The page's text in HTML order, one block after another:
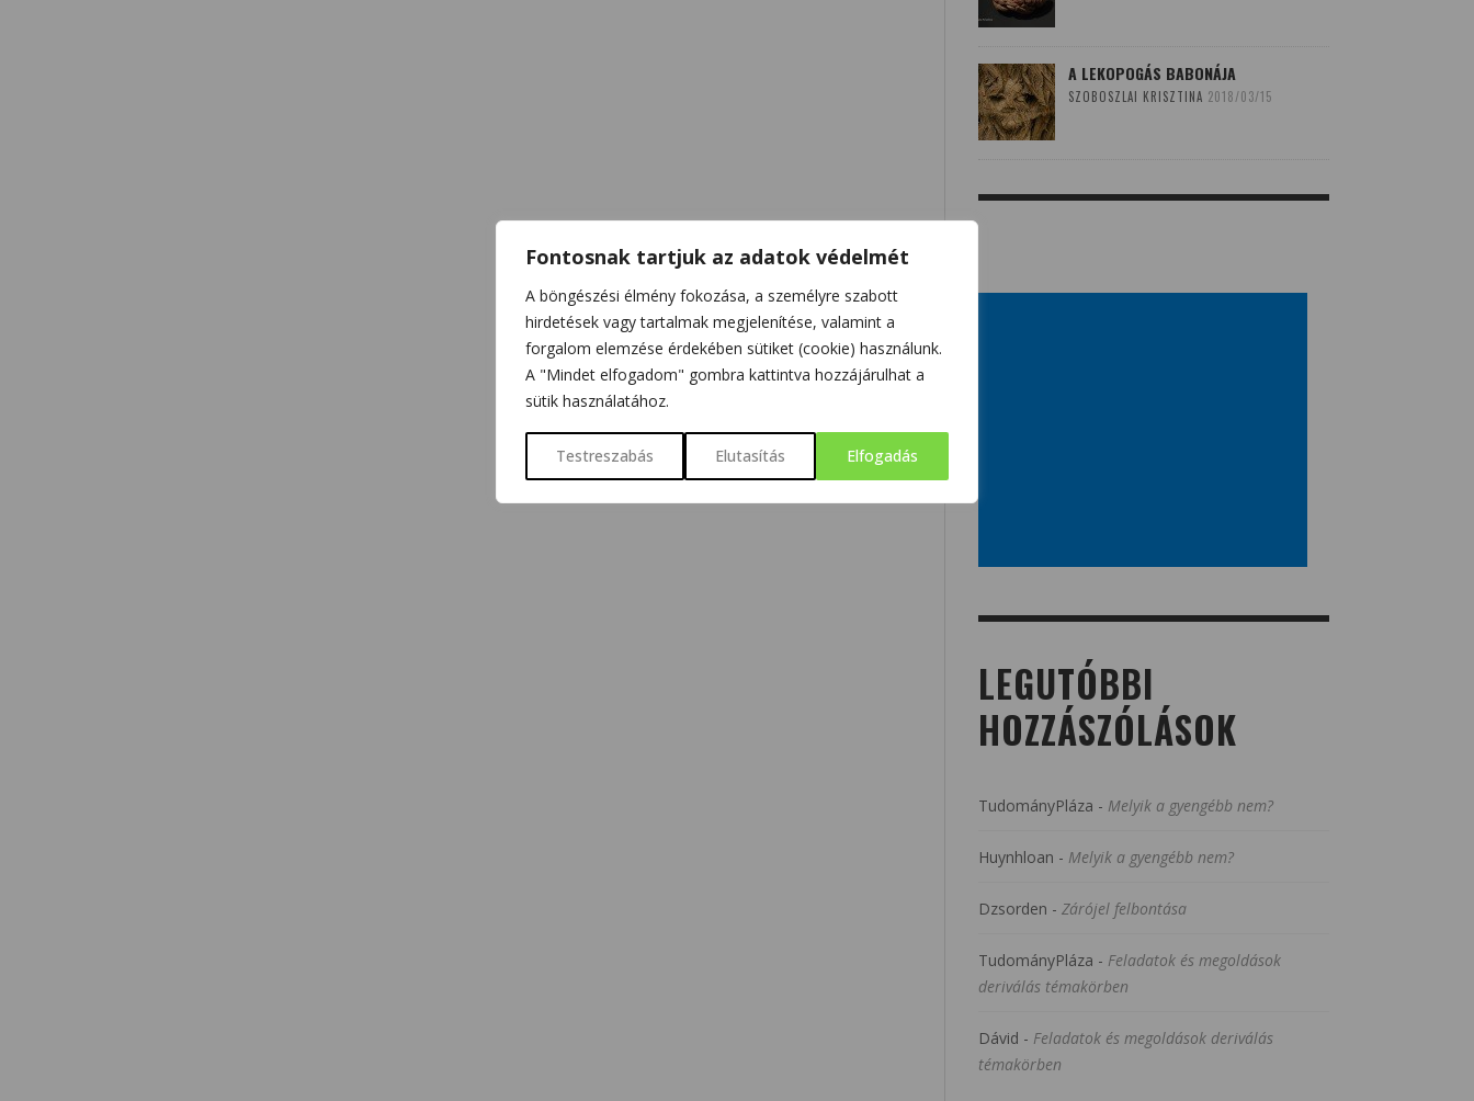
Fontosnak tartjuk az adatok védelmét
A böngészési élmény fokozása, a személyre szabott
hirdetések vagy tartalmak megjelenítése, valamint a
forgalom elemzése érdekében sütiket (cookie) használunk.
A "Mindet elfogadom" gombra kattintva hozzájárulhat a
sütik használatához.
Testreszabás Elutasítás Elfogadás
A LEKOPOGÁS BABONÁJA
SZOBOSZLAI KRISZTINA 2018/03/15
LEGUTÓBBI
HOZZÁSZÓLÁSOK
TudományPláza - Melyik a gyengébb nem?
Huynhloan - Melyik a gyengébb nem?
Dzsorden - Zárójel felbontása
TudományPláza - Feladatok és megoldások
deriválás témakörben
Dávid - Feladatok és megoldások deriválás
témakörben